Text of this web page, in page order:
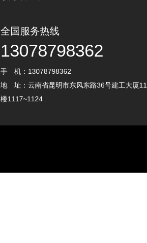
全国服务热线
13078798362
手 机：13078798362
地 址：云南省昆明市东风东路36号建工大厦11
楼1117~1124